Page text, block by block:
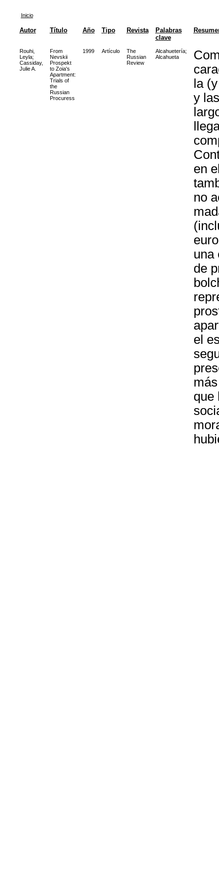
Inicio
Autor Título Año Tipo Revista
Palabras
clave
Rouhi,
Leyla;
Cassiday,
Julie A.
From
Nevskii
Prospekt
to Zoia's
Apartment:
Trials of
the
Russian
Procuress
1999 Artículo
The
Russian
Review
Alcahuetería;
Alcahueta
la
y
en
no
una
de
el
que